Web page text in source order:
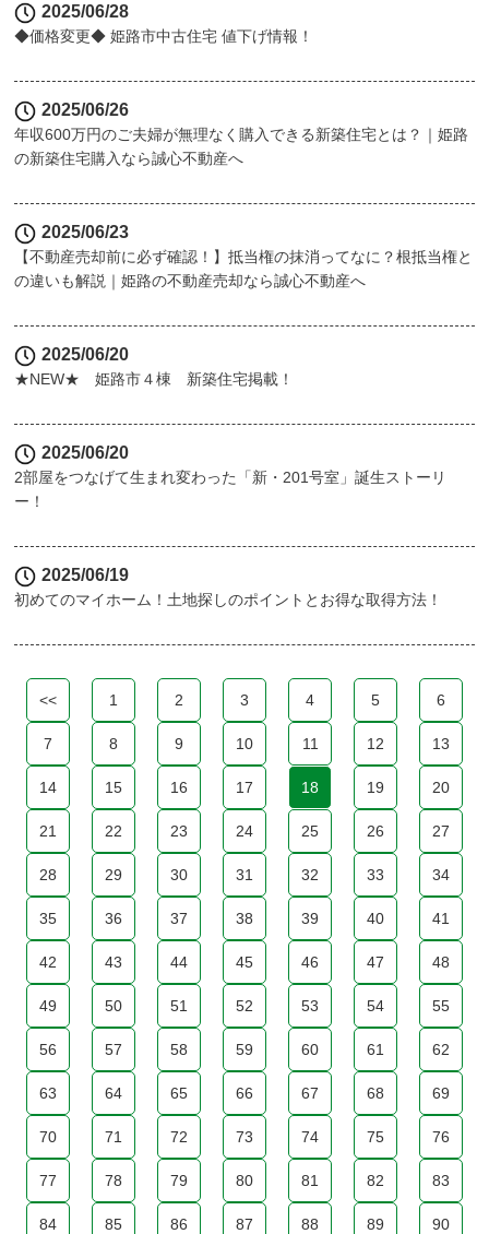
2025/06/28
◆価格変更◆ 姫路市中古住宅 値下げ情報！
2025/06/26
年収600万円のご夫婦が無理なく購入できる新築住宅とは？｜姫路
の新築住宅購入なら誠心不動産へ
2025/06/23
【不動産売却前に必ず確認！】抵当権の抹消ってなに？根抵当権と
の違いも解説｜姫路の不動産売却なら誠心不動産へ
2025/06/20
★NEW★ 姫路市４棟 新築住宅掲載！
2025/06/20
2部屋をつなげて生まれ変わった「新・201号室」誕生ストーリ
ー！
2025/06/19
初めてのマイホーム！土地探しのポイントとお得な取得方法！
<< 1 2 3 4 5 6
7 8 9 10 11 12 13
14 15 16 17 18 19 20
21 22 23 24 25 26 27
28 29 30 31 32 33 34
35 36 37 38 39 40 41
42 43 44 45 46 47 48
49 50 51 52 53 54 55
56 57 58 59 60 61 62
63 64 65 66 67 68 69
70 71 72 73 74 75 76
77 78 79 80 81 82 83
84 85 86 87 88 89 90